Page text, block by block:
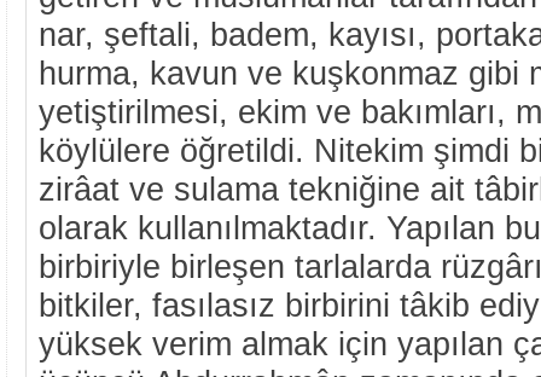
nar, şeftali, badem, kayısı,
hurma, kavun ve kuşkonmaz gibi
yetiştirilmesi, ekim ve bakımları,
köylülere öğretildi. Nitekim şimdi
zirâat ve sulama tekniğine ait
olarak kullanılmaktadır. Yapılan
birbiriyle birleşen tarlalarda
bitkiler, fasılasız birbirini tâkib
yüksek verim almak için yapılan